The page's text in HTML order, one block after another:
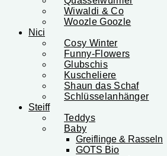
Wiwaldi & Co
Woozle Goozle
Nici
Cosy Winter
Funny-Flowers
Glubschis
Kuscheliere
Shaun das Schaf
Schlüsselanhänger
Steiff
Teddys
Baby
Greiflinge & Rasseln
GOTS Bio